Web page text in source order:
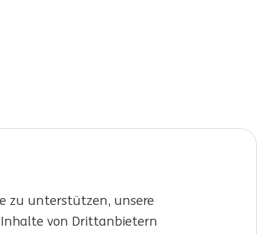
zu unterstützen, unsere
von Drittanbietern